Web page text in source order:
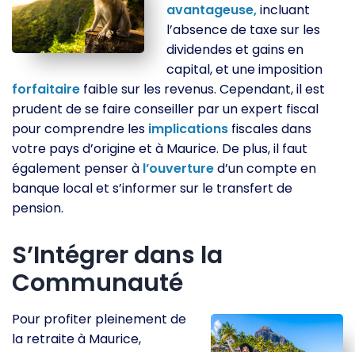
avantageuse,incluant
l’absence de taxe sur les
dividendes et gains en
capital, et une imposition
forfaitaire faible sur les revenus. Cependant, il est
prudent de se faire conseiller par un expert fiscal
pour comprendre les implications fiscales dans
votre pays d’origine et à Maurice. De plus, il faut
également penser à l’ouvertured’un compte en
banque local et s’informer sur le transfert de
pension.
S’Intégrer dans la
Communauté
Pour profiter pleinement de
la retraite à Maurice,